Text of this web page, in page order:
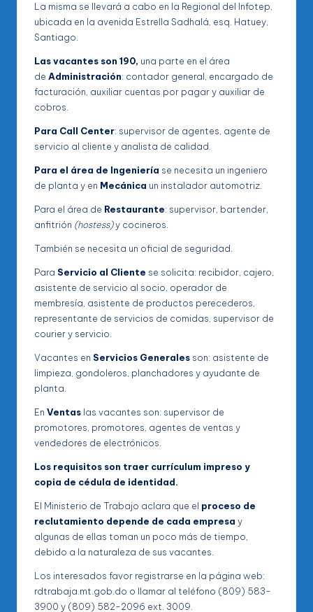
La misma se llevará a cabo en la Regional del Infotep,
ubicada en la avenida Estrella Sadhalá, esq. Hatuey,
Santiago.
Las vacantes son 190, una parte en el área
de Administración: contador general, encargado de
facturación, auxiliar cuentas por pagar y auxiliar de
cobros.
Para Call Center: supervisor de agentes, agente de
servicio al cliente y analista de calidad.
Para el área de Ingeniería se necesita un ingeniero
de planta y en Mecánica un instalador automotriz.
Para el área de Restaurante: supervisor, bartender,
anfitrión (hostess)y cocineros.
También se necesita un oficial de seguridad.
Para Servicio al Cliente se solicita: recibidor, cajero,
asistente de servicio al socio, operador de
membresía, asistente de productos perecederos,
representante de servicios de comidas, supervisor de
courier y servicio.
Vacantes en Servicios Generales son: asistente de
limpieza, gondoleros, planchadores y ayudante de
planta.
En Ventas las vacantes son: supervisor de
promotores, promotores, agentes de ventas y
vendedores de electrónicos.
Los requisitos son traer currículum impreso y
copia de cédula de identidad.
El Ministerio de Trabajo aclara que el proceso de
reclutamiento depende de cada empresa y
algunas de ellas toman un poco más de tiempo,
debido a la naturaleza de sus vacantes.
Los interesados favor registrarse en la página web:
rdtrabaja.mt.gob.do o llamar al teléfono (809) 583-
3900 y (809) 582-2096 ext. 3009.